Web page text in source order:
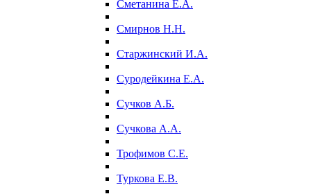
Сметанина Е.А.
Смирнов Н.Н.
Старжинский И.А.
Суродейкина Е.А.
Сучков А.Б.
Сучкова А.А.
Трофимов С.Е.
Туркова Е.В.